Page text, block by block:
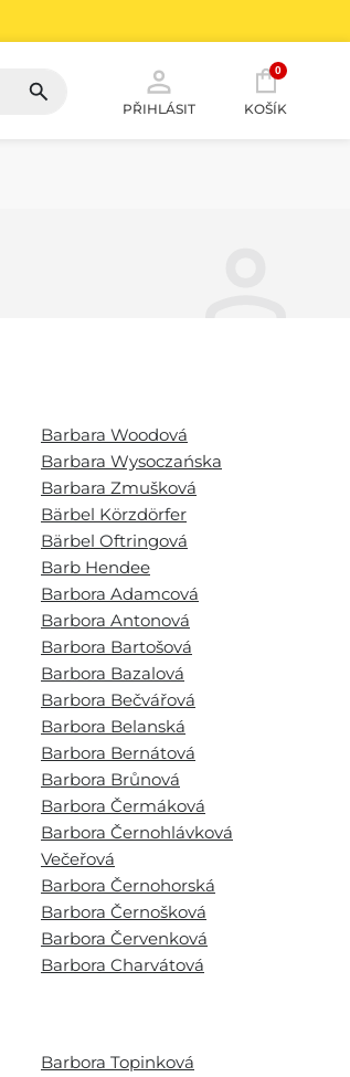
PŘIHLÁSIT
0
KOŠÍK
Barbara Woodová
Barbara Wysoczańska
Barbara Zmušková
Bärbel Körzdörfer
Bärbel Oftringová
Barb Hendee
Barbora Adamcová
Barbora Antonová
Barbora Bartošová
Barbora Bazalová
Barbora Bečvářová
Barbora Belanská
Barbora Bernátová
Barbora Brůnová
Barbora Čermáková
Barbora Černohlávková
Večeřová
Barbora Černohorská
Barbora Černošková
Barbora Červenková
Barbora Charvátová
Barbora Topinková